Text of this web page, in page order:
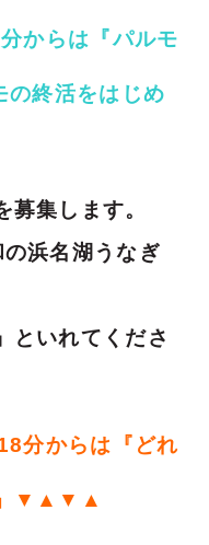
らは『パルモ
終活をはじめ
募集します。
浜名湖うなぎ
といれてくださ
からは『どれ
』▼▲▼▲